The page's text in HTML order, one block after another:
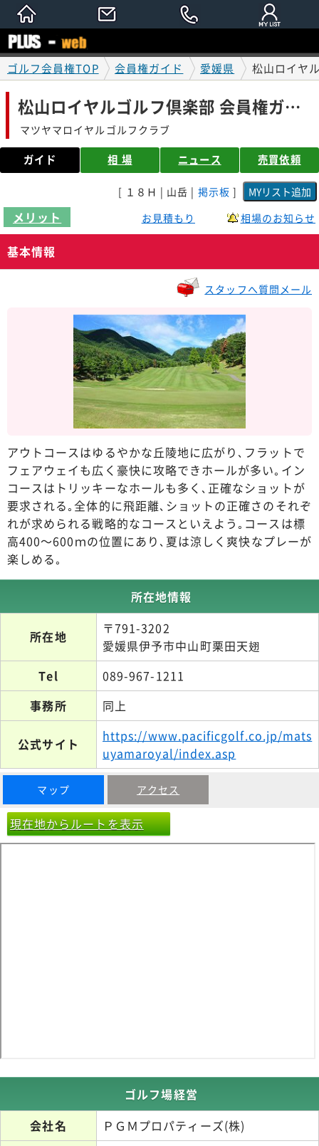
ゴルフ会員権TOP 会員権ガイド 愛媛県 松山ロイヤ
松山ロイヤルゴルフ倶楽部 会員権ガイド
マツヤマロイヤルゴルフクラブ
ガイド 相 場 ニュース 売買依頼
[ １８Ｈ | 山岳 | 掲示板 ]
メリット お見積もり 相場のお知らせ
基本情報
スタッフへ質問メール
アウトコースはゆるやかな丘陵地に広がり､フラットで
フェアウェイも広く豪快に攻略できホールが多い｡イン
コースはトリッキーなホールも多く､正確なショットが
要求される｡全体的に飛距離､ショットの正確さのそれぞ
れが求められる戦略的なコースといえよう｡コースは標
高400～600ｍの位置にあり､夏は涼しく爽快なプレーが
楽しめる｡
所在地情報
所在地
〒791-3202
愛媛県伊予市中山町栗田天翅
Tel
089-967-1211
事務所
同上
公式サイト
https://www.pacificgolf.co.jp/mats
uyamaroyal/index.asp
マップ アクセス
現在地からルートを表示
ゴルフ場経営
会社名
ＰＧＭプロパティーズ(株)